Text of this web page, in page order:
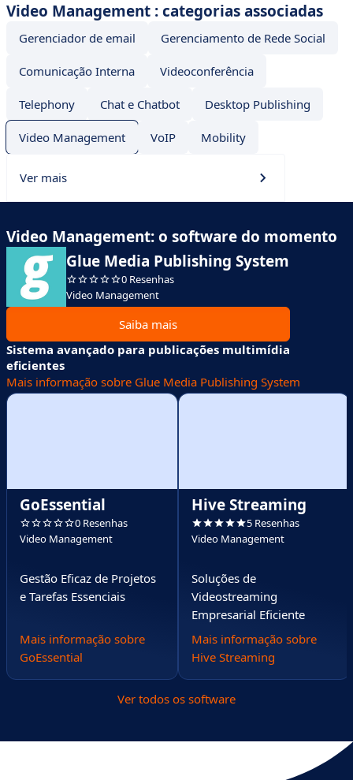
Video Management : categorias associadas
Gerenciador de email Gerenciamento de Rede Social
Comunicação Interna Videoconferência
Telephony Chat e Chatbot Desktop Publishing
Video Management VoIP Mobility
Ver mais
Video Management: o software do momento
Glue Media Publishing System
0 Resenhas
Video Management
Saiba mais
Sistema avançado para publicações multimídia
eficientes
Mais informação sobre Glue Media Publishing System
GoEssential
0 Resenhas
Video Management
Gestão Eficaz de Projetos
e Tarefas Essenciais
Mais informação sobre
GoEssential
Hive Streaming
5 Resenhas
Video Management
Soluções de
Videostreaming
Empresarial Eficiente
Mais informação sobre
Hive Streaming
Ver todos os software